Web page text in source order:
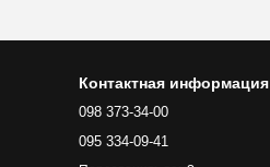
Контактная информация
098 373-34-00
095 334-09-41